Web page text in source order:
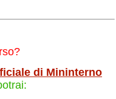
di Mininterno